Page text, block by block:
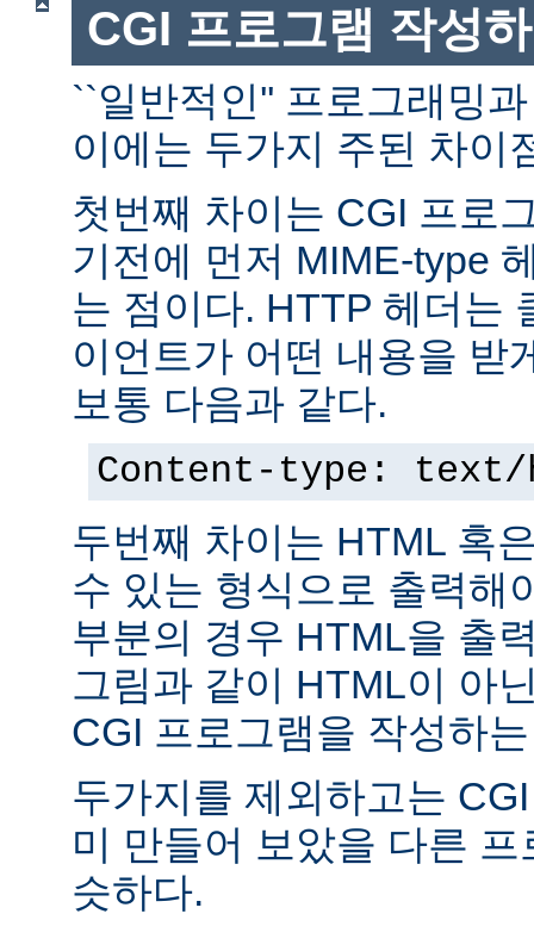
CGI 프로그램 작성
``일반적인'' 프로그래밍
이에는 두가지 주된 차이
첫번째 차이는 CGI 프로
기전에 먼저 MIME-type
는 점이다. HTTP 헤더는
이언트가 어떤 내용을 받
보통 다음과 같다.
Content-type: text/
두번째 차이는 HTML 혹
수 있는 형식으로 출력해
부분의 경우 HTML을 출
그림과 같이 HTML이 아
CGI 프로그램을 작성하
두가지를 제외하고는
미 만들어 보았을 다른
슷하다.